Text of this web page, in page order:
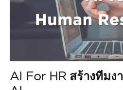
AI For HR สร้างทีมง